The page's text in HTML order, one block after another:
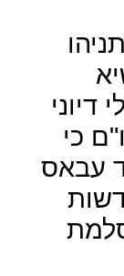
דיוני
כי
עבאס